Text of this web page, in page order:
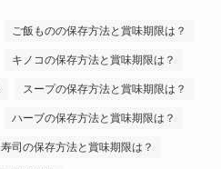
ご飯ものの保存方法と賞味期限は？
キノコの保存方法と賞味期限は？
スープの保存方法と賞味期限は？
ハーブの保存方法と賞味期限は？
寿司の保存方法と賞味期限は？